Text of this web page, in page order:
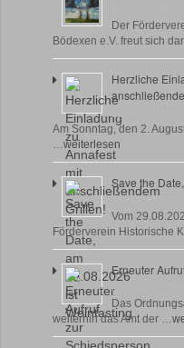
Der
Bödexen e.V. freut sich
Herzliche
Am Sonntag, den 2.
…weiterlesen
Save the
Vom
Förderverein Historische
Erneuter
8 Juli, 2026
Das
weiterhin das Amt der …